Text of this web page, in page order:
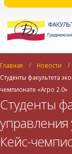
Главная
Новости
Студенты факультета
чемпионате «Агро 2.0»
Студенты
Кейс-